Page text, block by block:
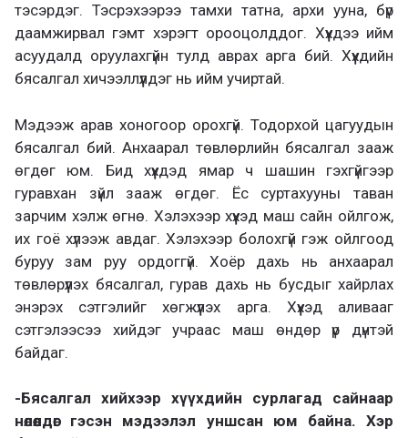
тэсэрдэг. Тэсрэхээрээ тамхи татна, архи ууна, бүр
даамжирвал гэмт хэрэгт орооцолддог. Хүүхдээ ийм
асуудалд оруулахгүйн тулд аврах арга бий. Хүүхдийн
бясалгал хичээллүүлдэг нь ийм учиртай.
Мэдээж арав хоногоор орохгүй. Тодорхой цагуудын
бясалгал бий. Анхаарал төвлөрлийн бясалгал зааж
өгдөг юм. Бид хүүхдэд ямар ч шашин гэхгүйгээр
гуравхан зүйл зааж өгдөг. Ёс суртахууны таван
зарчим хэлж өгнө. Хэлэхээр хүүхэд маш сайн ойлгож,
их гоё хүлээж авдаг. Хэлэхээр болохгүй гэж ойлгоод
буруу зам руу ордоггүй. Хоёр дахь нь анхаарал
төвлөрүүлэх бясалгал, гурав дахь нь бусдыг хайрлах
энэрэх сэтгэлийг хөгжүүлэх арга. Хүүхэд аливааг
сэтгэлээсээ хийдэг учраас маш өндөр үр дүнтэй
байдаг.
-Бясалгал хийхээр хүүхдийн сурлагад сайнаар
нөлөөлдөг гэсэн мэдээлэл уншсан юм байна. Хэр